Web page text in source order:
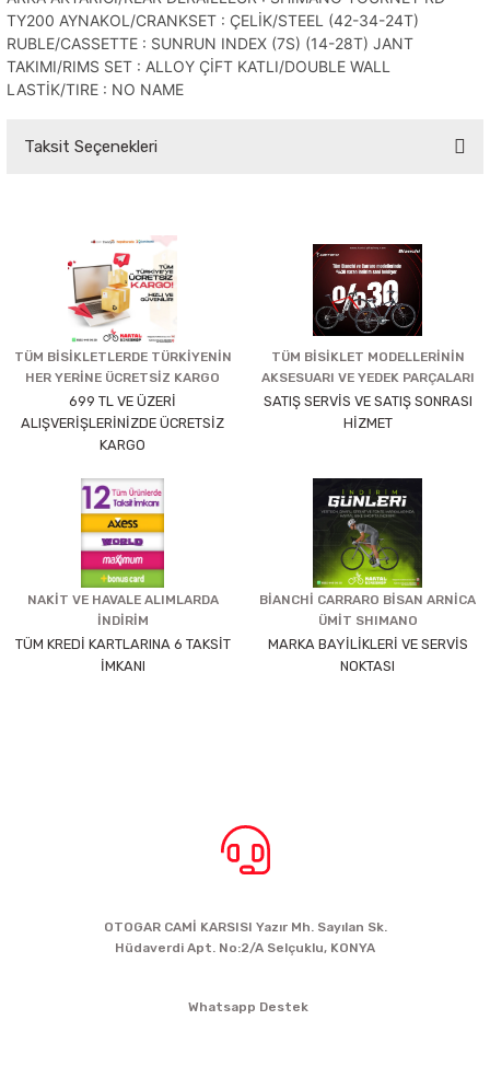
TY200 AYNAKOL/CRANKSET : ÇELİK/STEEL (42-34-24T)
RUBLE/CASSETTE : SUNRUN INDEX (7S) (14-28T) JANT
TAKIMI/RIMS SET : ALLOY ÇİFT KATLI/DOUBLE WALL
LASTİK/TIRE : NO NAME
Taksit Seçenekleri
TÜM BİSİKLETLERDE TÜRKİYENİN
HER YERİNE ÜCRETSİZ KARGO
699 TL VE ÜZERİ
ALIŞVERİŞLERİNİZDE ÜCRETSİZ
KARGO
TÜM BİSİKLET MODELLERİNİN
AKSESUARI VE YEDEK PARÇALARI
SATIŞ SERVİS VE SATIŞ SONRASI
HİZMET
NAKİT VE HAVALE ALIMLARDA
İNDİRİM
TÜM KREDİ KARTLARINA 6 TAKSİT
İMKANI
BİANCHİ CARRARO BİSAN ARNİCA
ÜMİT SHIMANO
MARKA BAYİLİKLERİ VE SERVİS
NOKTASI
OTOGAR CAMİ KARSISI Yazır Mh. Sayılan Sk.
Hüdaverdi Apt. No:2/A Selçuklu, KONYA
Whatsapp Destek